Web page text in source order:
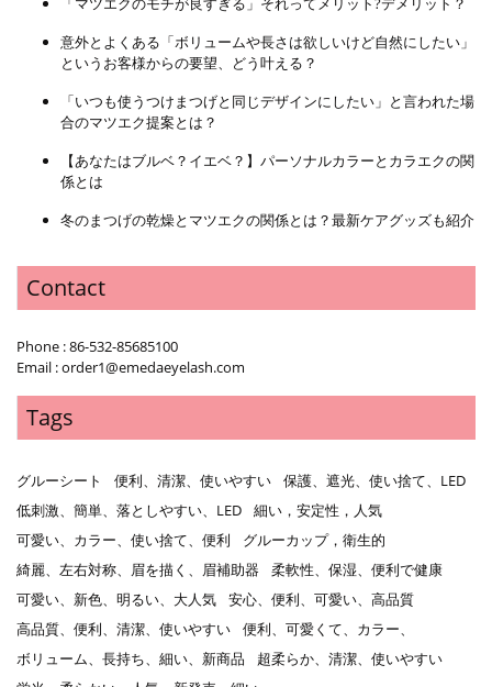
意外とよくある「ボリュームや長さは欲しいけど自然にしたい」
というお客様からの要望、どう叶える？
「いつも使うつけまつげと同じデザインにしたい」と言われた場
合のマツエク提案とは？
【あなたはブルベ？イエベ？】パーソナルカラーとカラエクの関
係とは
冬のまつげの乾燥とマツエクの関係とは？最新ケアグッズも紹介
Contact
Phone : 86-532-85685100
Email : order1@emedaeyelash.com
Tags
グルーシート 便利、清潔、使いやすい
保護、遮光、使い捨て、LED
低刺激、簡単、落としやすい、LED
細い，安定性，人気
可愛い、カラー、使い捨て、便利
グルーカップ，衛生的
綺麗、左右対称、眉を描く、眉補助器
柔軟性、保湿、便利で健康
可愛い、新色、明るい、大人気
安心、便利、可愛い、高品質
高品質、便利、清潔、使いやすい
便利、可愛くて、カラー、
ボリューム、長持ち、細い、新商品
超柔らか、清潔、使いやすい